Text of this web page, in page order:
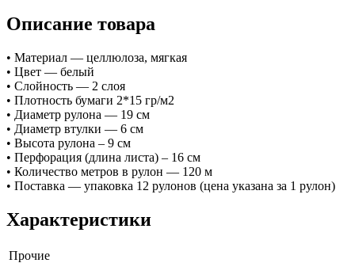
Описание товара
• Материал — целлюлоза, мягкая
• Цвет — белый
• Слойность — 2 слоя
• Плотность бумаги 2*15 гр/м2
• Диаметр рулона — 19 см
• Диаметр втулки — 6 см
• Высота рулона – 9 см
• Перфорация (длина листа) – 16 см
• Количество метров в рулон — 120 м
• Поставка — упаковка 12 рулонов (цена указана за 1 рулон)
Характеристики
Прочие